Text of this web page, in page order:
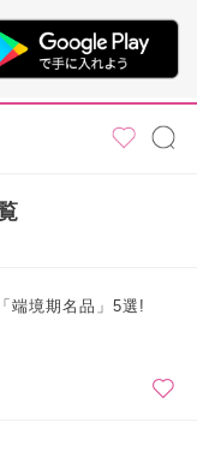
端境期名品」5選!